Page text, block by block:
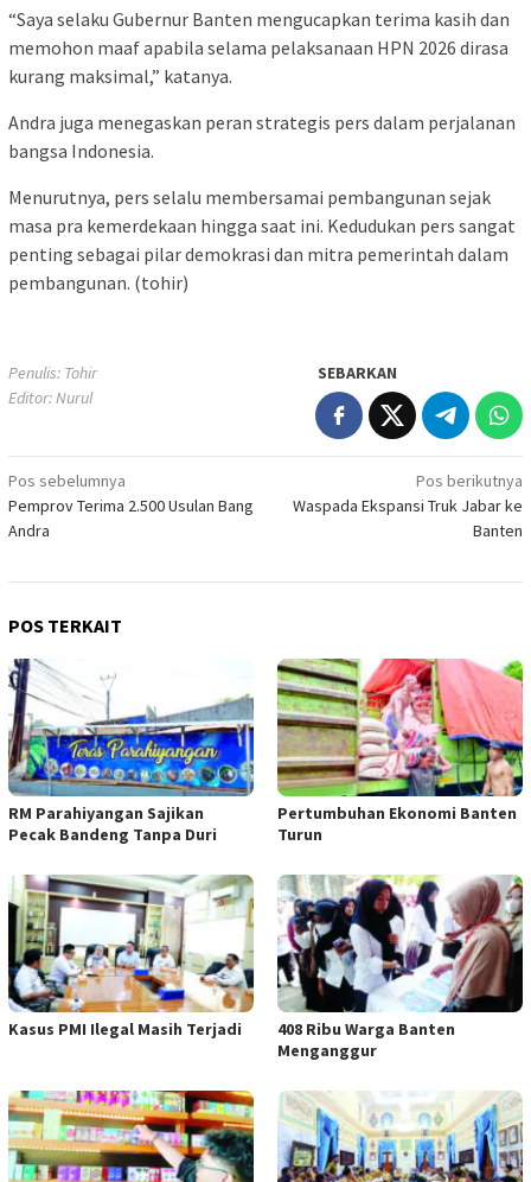
“Saya selaku Gubernur Banten mengucapkan terima kasih dan
memohon maaf apabila selama pelaksanaan HPN 2026 dirasa
kurang maksimal,” katanya.
Andra juga menegaskan peran strategis pers dalam perjalanan
bangsa Indonesia.
Menurutnya, pers selalu membersamai pembangunan sejak
masa pra kemerdekaan hingga saat ini. Kedudukan pers sangat
penting sebagai pilar demokrasi dan mitra pemerintah dalam
pembangunan. (tohir)
Penulis: Tohir
Editor: Nurul
SEBARKAN
Navigasi
pos
Pos sebelumnya
Pemprov Terima 2.500 Usulan Bang
Andra
Pos berikutnya
Waspada Ekspansi Truk Jabar ke
Banten
POS TERKAIT
RM Parahiyangan Sajikan
Pecak Bandeng Tanpa Duri
Pertumbuhan Ekonomi Banten
Turun
Kasus PMI Ilegal Masih Terjadi
408 Ribu Warga Banten
Menganggur